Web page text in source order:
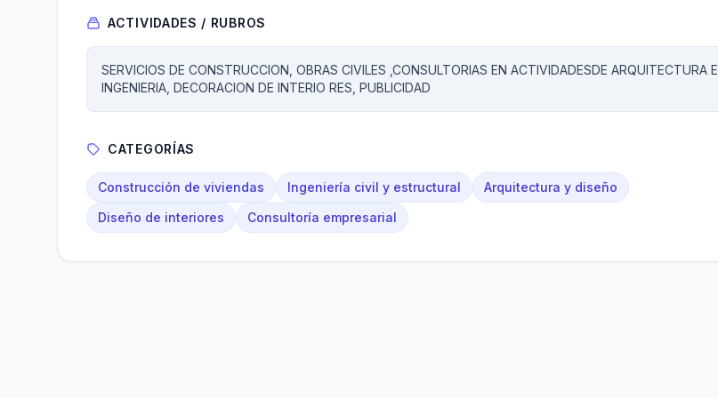
ACTIVIDADES / RUBROS
SERVICIOS DE CONSTRUCCION, OBRAS CIVILES ,CONSULTORIAS EN ACTIVIDADESDE ARQUITECTURA E
INGENIERIA, DECORACION DE INTERIO RES, PUBLICIDAD
CATEGORÍAS
Construcción de viviendas Ingeniería civil y estructural
Arquitectura y diseño
Diseño de interiores
Consultoría empresarial